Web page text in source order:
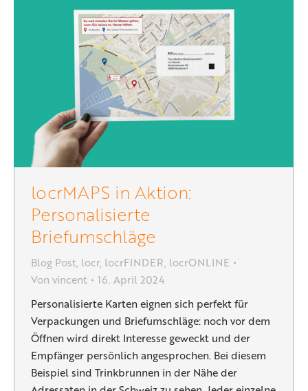
locrMAPS in Aktion:
Personalisierte
Briefumschläge
Blog Post, locr, locrFINDER, locrONLINE
Von vincent
16. April 2024
Personalisierte Karten eignen sich perfekt für
Verpackungen und Briefumschläge: noch vor dem
Öffnen wird direkt Interesse geweckt und der
Empfänger persönlich angesprochen. Bei diesem
Beispiel sind Trinkbrunnen in der Nähe der